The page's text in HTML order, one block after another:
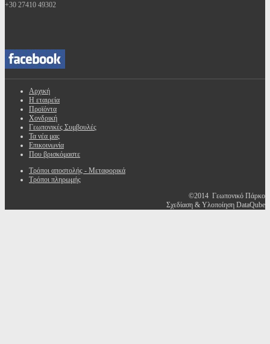
+30 27410 49302
Αρχική
Η εταιρεία
Προϊόντα
Χονδρική
Γεωπονικές Συμβουλές
Τα νέα μας
Επικοινωνία
Που βρισκόμαστε
Τρόποι αποστολής - Μεταφορικά
Τρόποι πληρωμής
©2014 Γεωπονικό Πάρκο
Σχεδίαση & Υλοποίηση DataQube